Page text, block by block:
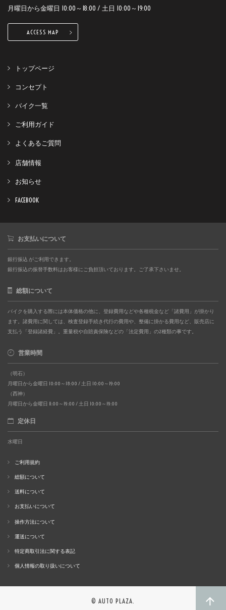
月曜日から金曜日 10:00～18:00 / 土日 10:00～19:00
ACCESS MAP
トップページ
コンセプト
バイク一覧
ご利用ガイド
よくあるご質問
店舗情報
お知らせ
FACEBOOK
お支払いについて
銀行振込 がご利用できます。
銀行振込の振替手数料はお客様にご負担頂いております。ご了承下さいませ。
総額について
バイクを購入する際には本体価格の他に、登録費用などや各種税金など「諸費用」が掛かり
ます。諸費用に関しては、検査登録手続き代行の費用や、整備に掛かる費用など、販売店に
支払う「登録諸経費」。重量税や自賠責保険などの「法定費用」の2種類の事です。
営業時間
（明石）
月曜日から金曜日 10:00～18:00 / 土日 10:00～19:00
（西神）
月曜日から金曜日 11:00～19:00 / 土日 10:00～19:00
定休日
水曜日
ご利用規約
総額について
送料について
お支払いについて
操作方法について
運送について
特定商取引法に関する表記
個人情報の取り扱いについて
© AUTO PLAZA.